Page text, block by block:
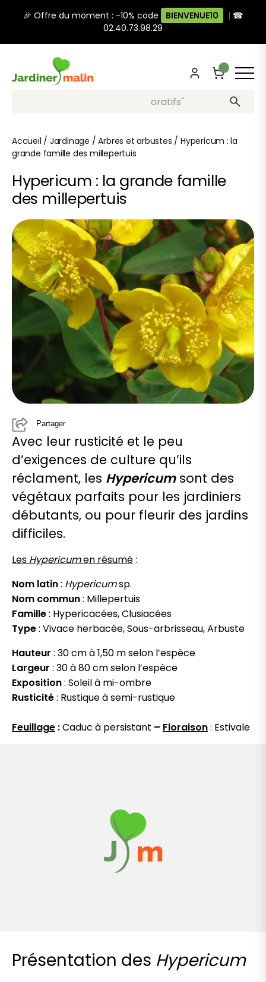
🎉 Offre du moment : -10% code BIENVENUE10 | ☎
02.40.73.98.29
Recherche, ex: "pots décoratifs"
Accueil / Jardinage /Arbres et arbustes /Hypericum : la
grande famille des millepertuis
Hypericum : la grande famille
des millepertuis
Partager
Avec leur rusticité et le peu
d’exigences de culture qu’ils
réclament, les Hypericumsont des
végétaux parfaits pour les jardiniers
débutants, ou pour fleurir des jardins
difficiles.
Les Hypericumen résumé:
Nom latin: Hypericumsp.
Nom commun: Millepertuis
Famille: Hypericacées, Clusiacées
Type: Vivace herbacée, Sous-arbrisseau, Arbuste
Hauteur : 30 cm à 1,50 m selon l’espèce
Largeur : 30 à 80 cm selon l’espèce
Exposition: Soleil à mi-ombre
Rusticité: Rustique à semi-rustique
Feuillage :Caduc à persistant – Floraison: Estivale
Présentation des Hypericum